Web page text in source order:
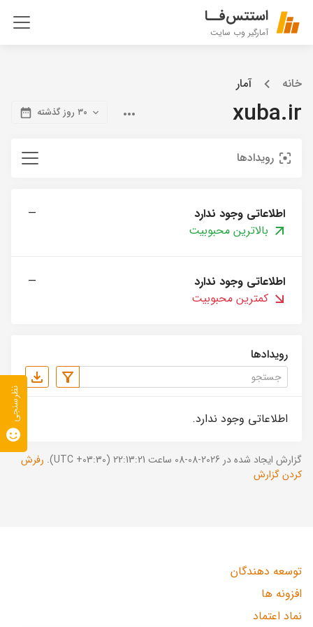
استتس‌فــا
آمارگیر وب سایت
خانه آمار
xuba.ir ۳۰ روز گذشته
رویدادها
اطلاعاتی وجود ندارد
—
بالاترین محبوبیت
اطلاعاتی وجود ندارد
—
کمترین محبوبیت
رویدادها
اطلاعاتی وجود ندارد.
گزارش ایجاد شده در 2026-08-08 ساعت 22:13:21 (UTC +03:30).
رفرش
کردن گزارش
توسعه دهندگان
افزونه ها
نماد اعتماد
نظرسنجی